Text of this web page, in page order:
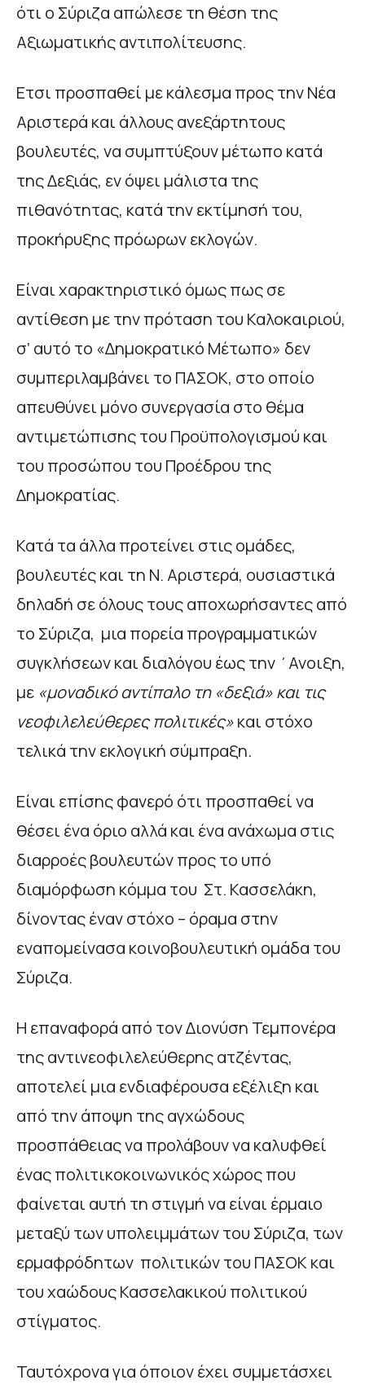
ότι ο Σύριζα απώλεσε τη θέση της
Αξιωματικής αντιπολίτευσης.
Ετσι προσπαθεί με κάλεσμα προς την Νέα
Αριστερά και άλλους ανεξάρτητους
βουλευτές, να συμπτύξουν μέτωπο κατά
της Δεξιάς, εν όψει μάλιστα της
πιθανότητας, κατά την εκτίμησή του,
προκήρυξης πρόωρων εκλογών.
Είναι χαρακτηριστικό όμως πως σε
αντίθεση με την πρόταση του Καλοκαιριού,
σ’ αυτό το «Δημοκρατικό Μέτωπο» δεν
συμπεριλαμβάνει το ΠΑΣΟΚ, στο οποίο
απευθύνει μόνο συνεργασία στο θέμα
αντιμετώπισης του Προϋπολογισμού και
του προσώπου του Προέδρου της
Δημοκρατίας.
Κατά τα άλλα προτείνει στις ομάδες,
βουλευτές και τη Ν. Αριστερά, ουσιαστικά
δηλαδή σε όλους τους αποχωρήσαντες από
το Σύριζα, μια πορεία προγραμματικών
συγκλήσεων και διαλόγου έως την ΄Ανοιξη,
με «μοναδικό αντίπαλο τη «δεξιά» και τις
νεοφιλελεύθερες πολιτικές»και στόχο
τελικά την εκλογική σύμπραξη.
Είναι επίσης φανερό ότι προσπαθεί να
θέσει ένα όριο αλλά και ένα ανάχωμα στις
διαρροές βουλευτών προς το υπό
διαμόρφωση κόμμα του Στ. Κασσελάκη,
δίνοντας έναν στόχο – όραμα στην
εναπομείνασα κοινοβουλευτική ομάδα του
Σύριζα.
Η επαναφορά από τον Διονύση Τεμπονέρα
της αντινεοφιλελεύθερης ατζέντας,
αποτελεί μια ενδιαφέρουσα εξέλιξη και
από την άποψη της αγχώδους
προσπάθειας να προλάβουν να καλυφθεί
ένας πολιτικοκοινωνικός χώρος που
φαίνεται αυτή τη στιγμή να είναι έρμαιο
μεταξύ των υπολειμμάτων του Σύριζα, των
ερμαφρόδητων πολιτικών του ΠΑΣΟΚ και
του χαώδους Κασσελακικού πολιτικού
στίγματος.
Ταυτόχρονα για όποιον έχει συμμετάσχει